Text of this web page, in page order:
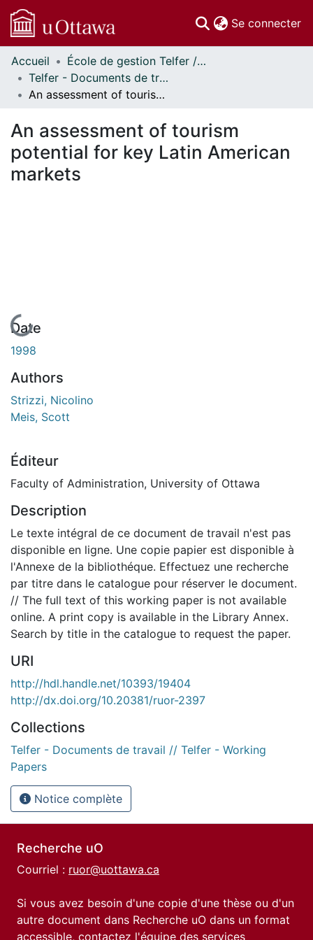
Se connecter
Communautés
et collections
Parcourir
À propos
Accueil
École de gestion Telfer // Telfer School of Management
Telfer - Documents de travail // Telfer - Working Papers
An assessment of tourism potential for key Latin American markets
An assessment of tourism
potential for key Latin American
markets
En cours de chargement...
Date
1998
Authors
Strizzi, Nicolino
Meis, Scott
Éditeur
Faculty of Administration, University of Ottawa
Description
Le texte intégral de ce document de travail n'est pas
disponible en ligne. Une copie papier est disponible à
l'Annexe de la bibliothéque. Effectuez une recherche
par titre dans le catalogue pour réserver le document.
// The full text of this working paper is not available
online. A print copy is available in the Library Annex.
Search by title in the catalogue to request the paper.
URI
http://hdl.handle.net/10393/19404
http://dx.doi.org/10.20381/ruor-2397
Collections
Telfer - Documents de travail // Telfer - Working
Papers
Notice complète
Recherche uO
Courriel : ruor@uottawa.ca
Si vous avez besoin d'une copie d'une thèse ou d'un
autre document dans Recherche uO dans un format
accessible, contactez l'équipe des services